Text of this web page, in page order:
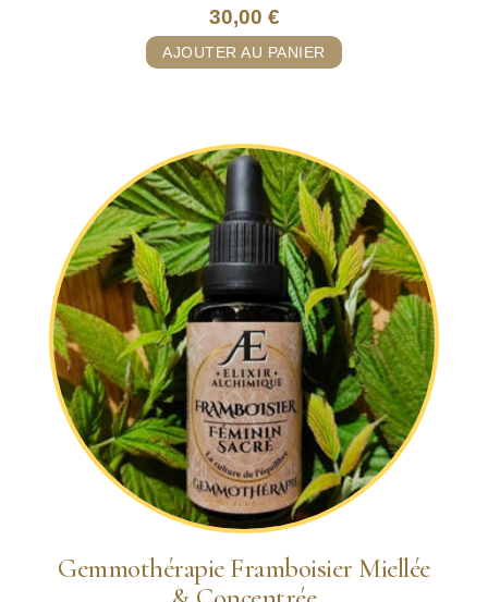
30,00 €
AJOUTER AU PANIER
Gemmothérapie Framboisier Miellée